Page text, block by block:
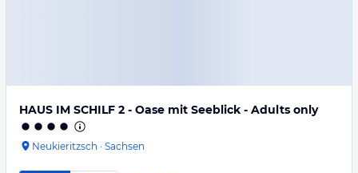
HAUS IM SCHILF 2 - Oase mit Seeblick - Adults only
Neukieritzsch · Sachsen